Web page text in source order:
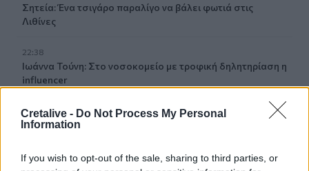
Cretalive - Do Not Process My Personal
Information
If you wish to opt-out of the sale, sharing to third parties, or
Σητεία: Ένα τσιγάρο παραλίγο να βάλει φωτιά στις
Λιθίνες
22:38
Ιωάννα Τούνη: Στο νοσοκομείο με τροφική δηλητηρίαση η
influencer
22:32
Νέο χτύπημα στα Στενά του Ορμούζ: Βλήμα έπληξε
22:27